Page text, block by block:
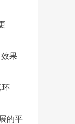
效果
环
的平